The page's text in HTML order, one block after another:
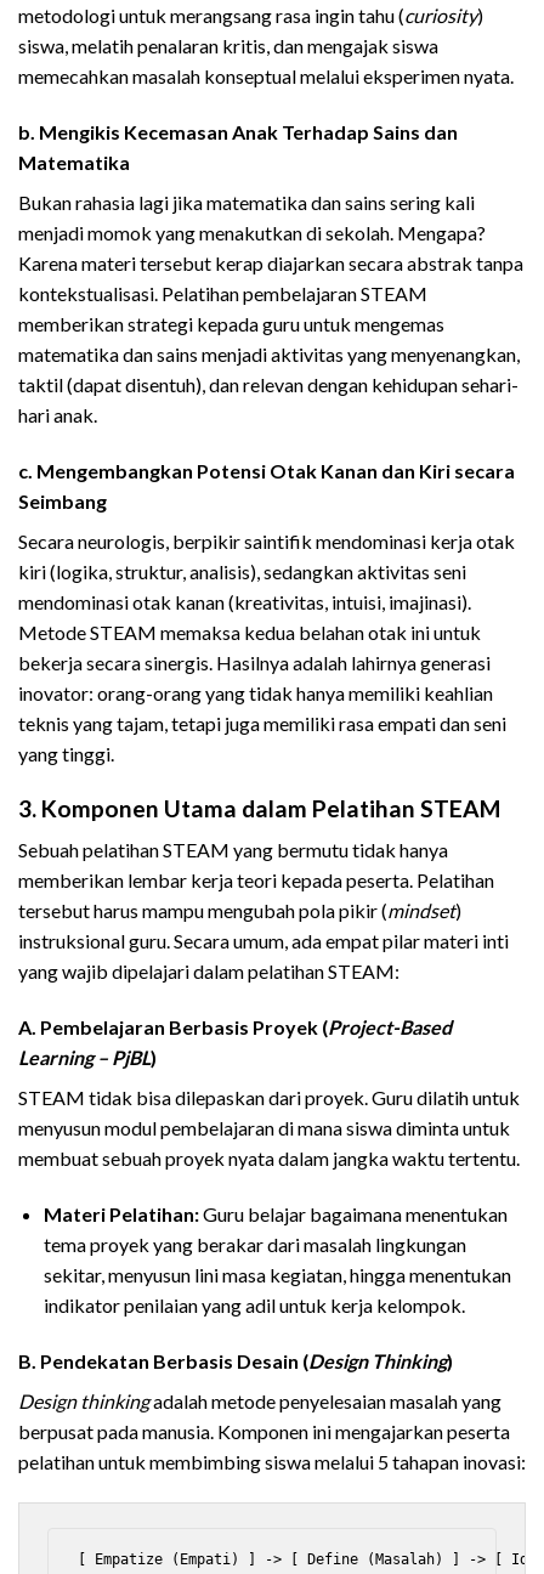
metodologi untuk merangsang rasa ingin tahu (curiosity)
siswa, melatih penalaran kritis, dan mengajak siswa
memecahkan masalah konseptual melalui eksperimen nyata.
b. Mengikis Kecemasan Anak Terhadap Sains dan
Matematika
Bukan rahasia lagi jika matematika dan sains sering kali
menjadi momok yang menakutkan di sekolah. Mengapa?
Karena materi tersebut kerap diajarkan secara abstrak tanpa
kontekstualisasi. Pelatihan pembelajaran STEAM
memberikan strategi kepada guru untuk mengemas
matematika dan sains menjadi aktivitas yang menyenangkan,
taktil (dapat disentuh), dan relevan dengan kehidupan sehari-
hari anak.
c. Mengembangkan Potensi Otak Kanan dan Kiri secara
Seimbang
Secara neurologis, berpikir saintifik mendominasi kerja otak
kiri (logika, struktur, analisis), sedangkan aktivitas seni
mendominasi otak kanan (kreativitas, intuisi, imajinasi).
Metode STEAM memaksa kedua belahan otak ini untuk
bekerja secara sinergis. Hasilnya adalah lahirnya generasi
inovator: orang-orang yang tidak hanya memiliki keahlian
teknis yang tajam, tetapi juga memiliki rasa empati dan seni
yang tinggi.
3. Komponen Utama dalam Pelatihan STEAM
Sebuah pelatihan STEAM yang bermutu tidak hanya
memberikan lembar kerja teori kepada peserta. Pelatihan
tersebut harus mampu mengubah pola pikir (mindset)
instruksional guru. Secara umum, ada empat pilar materi inti
yang wajib dipelajari dalam pelatihan STEAM:
A. Pembelajaran Berbasis Proyek (Project-Based
Learning – PjBL)
STEAM tidak bisa dilepaskan dari proyek. Guru dilatih untuk
menyusun modul pembelajaran di mana siswa diminta untuk
membuat sebuah proyek nyata dalam jangka waktu tertentu.
Materi Pelatihan:Guru belajar bagaimana menentukan
tema proyek yang berakar dari masalah lingkungan
sekitar, menyusun lini masa kegiatan, hingga menentukan
indikator penilaian yang adil untuk kerja kelompok.
B. Pendekatan Berbasis Desain (Design Thinking)
Design thinkingadalah metode penyelesaian masalah yang
berpusat pada manusia. Komponen ini mengajarkan peserta
pelatihan untuk membimbing siswa melalui 5 tahapan inovasi: